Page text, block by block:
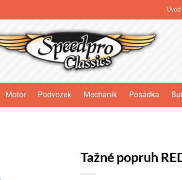
Úvod
Motor Podvozek Mechanik Posádka
Tažné popruh